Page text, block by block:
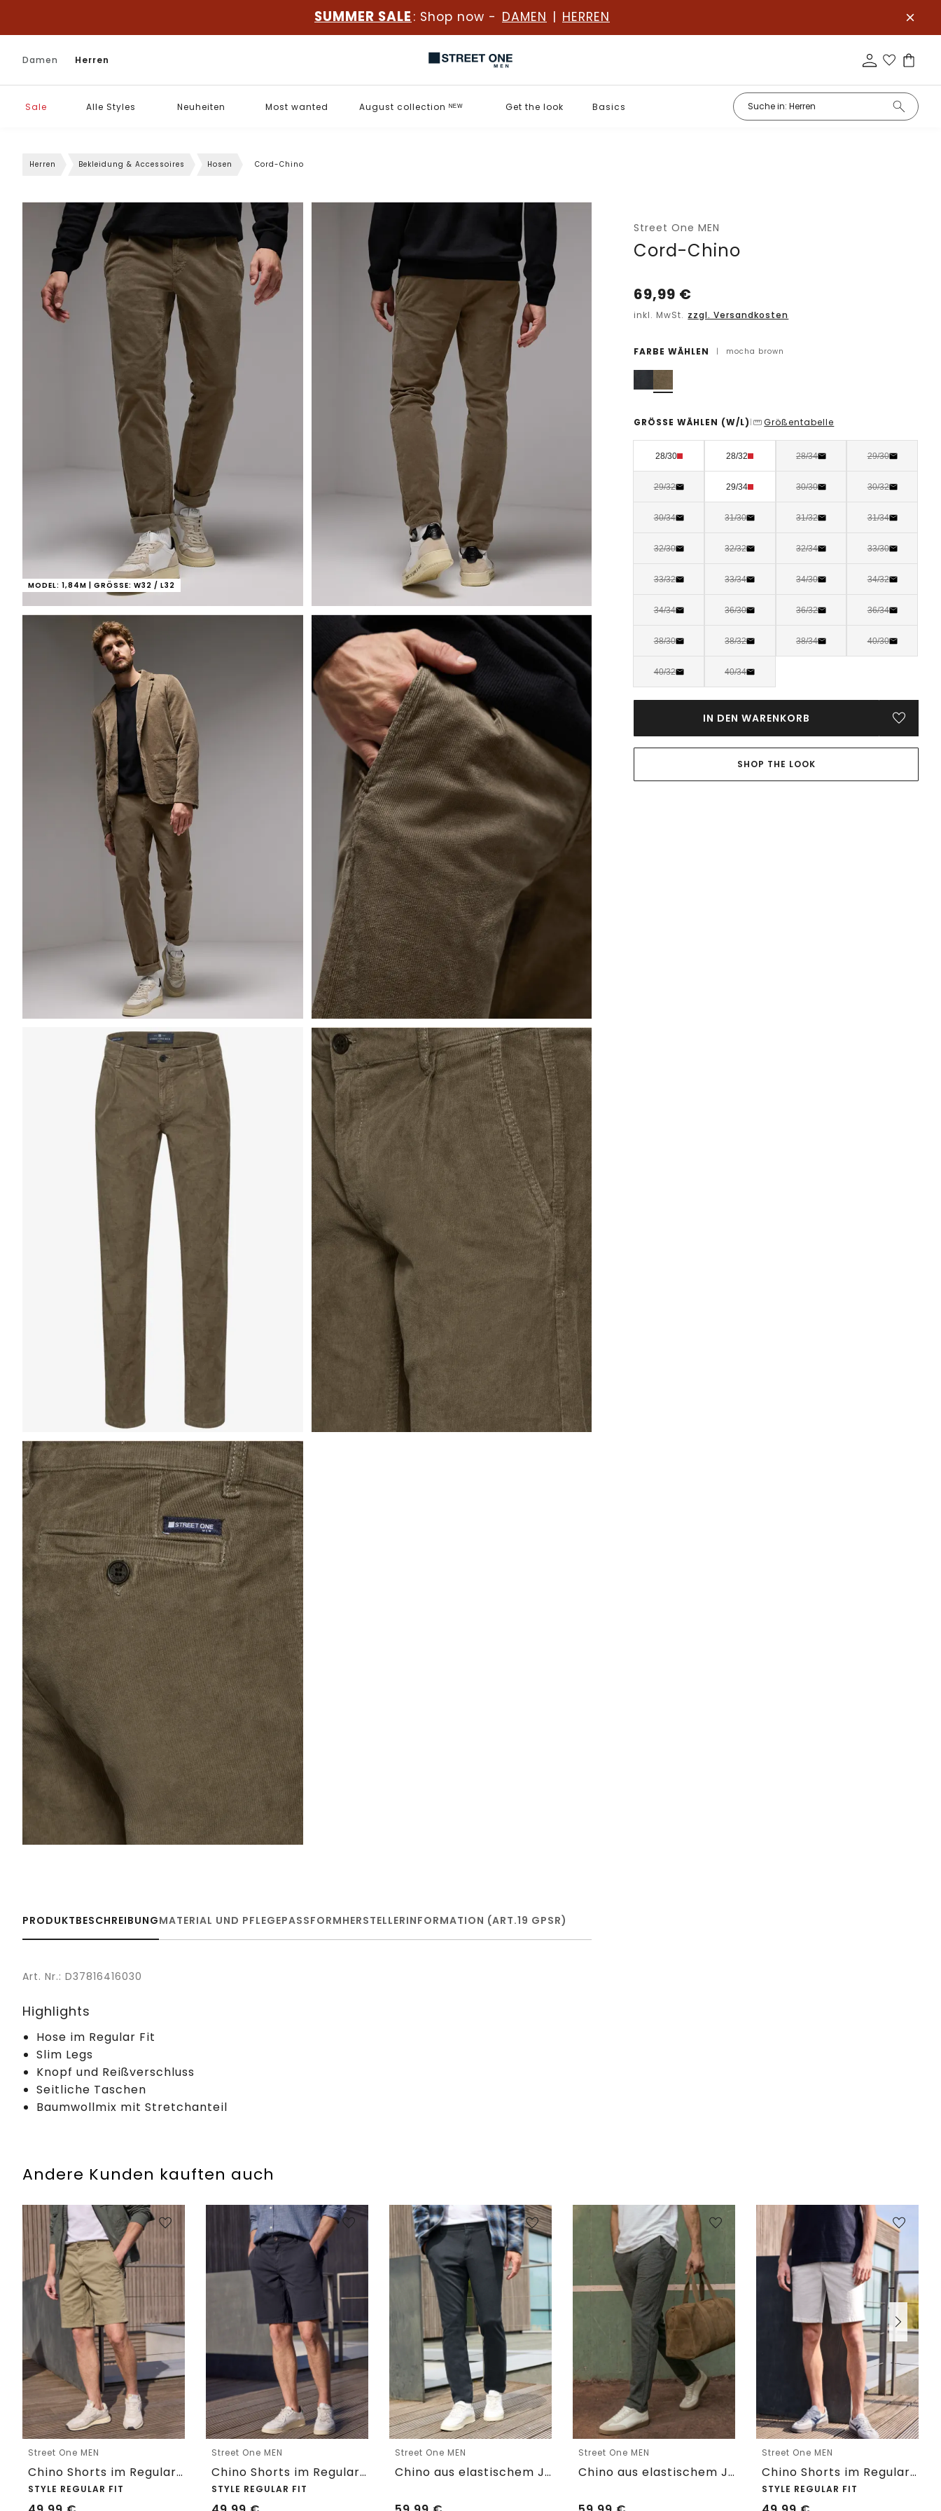
SUMMER SALE : Shop now - DAMEN | HERREN
Damen Herren
Sale Alle Styles Neuheiten Most wanted August collection ᴺᴱᵂ Get the look Basics
Herren Bekleidung & Accessoires Hosen Cord-Chino
MODEL: 1,84M | GRÖSSE: W32 / L32
Street One MEN
Cord-Chino
69,99 €
inkl. MwSt. zzgl. Versandkosten
FARBE WÄHLEN | mocha brown
GRÖSSE WÄHLEN (W/L) | Größentabelle
28/30 28/32 28/34 29/30
29/32 29/34 30/30 30/32
30/34 31/30 31/32 31/34
32/30 32/32 32/34 33/30
33/32 33/34 34/30 34/32
34/34 36/30 36/32 36/34
38/30 38/32 38/34 40/30
40/32 40/34
IN DEN WARENKORB
SHOP THE LOOK
PRODUKTBESCHREIBUNGMATERIAL UND PFLEGEPASSFORMHERSTELLERINFORMATION (ART.19 GPSR)
Art. Nr.: D37816416030
Highlights
Hose im Regular Fit
Slim Legs
Knopf und Reißverschluss
Seitliche Taschen
Baumwollmix mit Stretchanteil
Andere Kunden kauften auch
Street One MEN
Chino Shorts im Regular Fit mit Flexbund
STYLE REGULAR FIT
Street One MEN
Chino Shorts im Regular Fit mit Flexbund
STYLE REGULAR FIT
Street One MEN
Chino aus elastischem Jersey mit Flexbund
Street One MEN
Chino aus elastischem Jersey mit Flexbund
Street One MEN
Chino Shorts im Regular Fit mit Flexbund
STYLE REGULAR FIT